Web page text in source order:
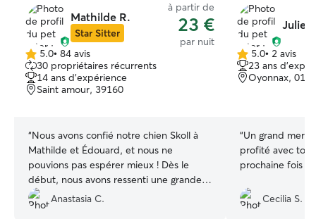
Mathilde R.
Star Sitter
à partir de
23 €
par nuit
5.0 étoile(s)
sur
5
5.0• 84 avis
30 propriétaires récurrents
14 ans d'expérience
Saint amour, 39160
“Nous avons confié notre chien Skoll à
Mathilde et Édouard, et nous ne
pouvions pas espérer mieux ! Dès le
début, nous avons ressenti une grande
confiance et sérénité. Ils ont pris soin de
lui avec beaucoup d'attention et
Anastasia C.
Julie
5.0 étoile(s)
sur
5
5.0• 2 avis
23 ans
Oyonnax,
“Un grand merci
profité avec toi et
prochaine fois
Cecilia S.